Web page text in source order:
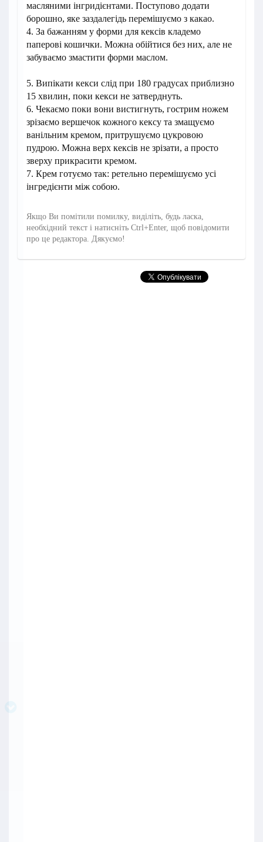
масляними інгридієнтами. Поступово додати
борошно, яке заздалегідь перемішуємо з какао.
4. За бажанням у форми для кексів кладемо
паперові кошички. Можна обійтися без них, але не
забуваємо змастити форми маслом.
5. Випікати кекси слід при 180 градусах приблизно
15 хвилин, поки кекси не затверднуть.
6. Чекаємо поки вони вистигнуть, гострим ножем
зрізаємо вершечок кожного кексу та змащуємо
ванільним кремом, притрушуємо цукровою
пудрою. Можна верх кексів не зрізати, а просто
зверху прикрасити кремом.
7. Крем готуємо так: ретельно перемішуємо усі
інгредієнти між собою.
Якщо Ви помітили помилку, виділіть, будь ласка,
необхідний текст і натисніть Ctrl+Enter, щоб повідомити
про це редактора. Дякуємо!